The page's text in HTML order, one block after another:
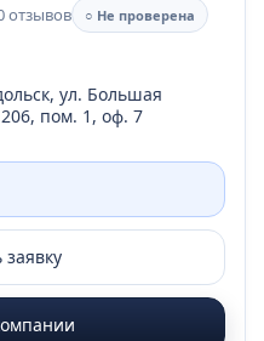
отзывов
○ Не проверена
ул. Большая
пом. 1, оф. 7
заявку